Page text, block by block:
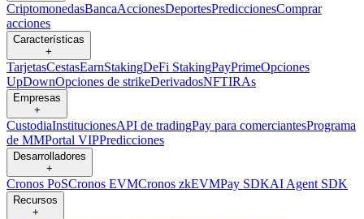
CriptomonedasBancaAccionesDeportesPrediccionesComprar
acciones
Características
+
TarjetasCestasEarnStakingDeFi StakingPayPrimeOpciones
UpDownOpciones de strikeDerivadosNFTIRAs
Empresas
+
CustodiaInstitucionesAPI de tradingPay para comerciantesPrograma
de MMPortal VIPPredicciones
Desarrolladores
+
Cronos PoSCronos EVMCronos zkEVMPay SDKAI Agent SDK
Recursos
+